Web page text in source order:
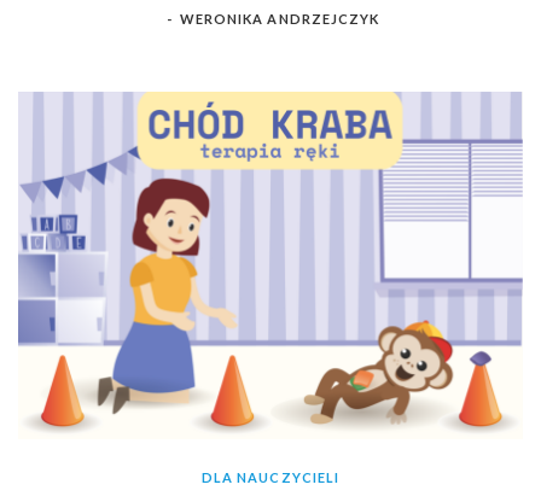
- WERONIKA ANDRZEJCZYK
DLA NAUCZYCIELI